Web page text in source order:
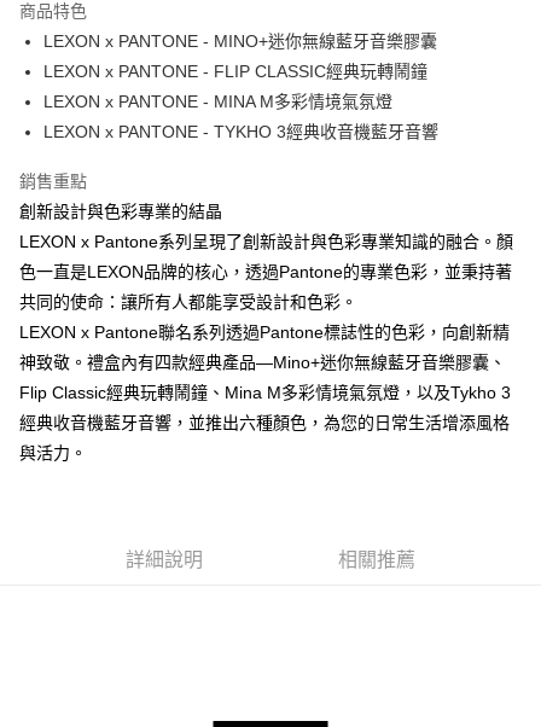
合作金庫商業銀行
華南商業銀行
彰化商業銀行
上海商業儲蓄銀行
台北富邦商業銀行
國泰世華商業銀行
兆豐國際商業銀行
臺灣中小企業銀行
台中商業銀行
聯邦商業銀行
元大商業銀行
台新國際商業銀行
中國信託商業銀行
台灣樂天信用卡公司
6 期 0 利率 每期
彰化商業銀行
上海商業儲蓄銀行
台北富邦商業銀行
國泰世華商業銀行
兆豐國際商業銀行
匯豐（台灣）商業銀行
聯邦商業銀行
元大商業銀行
永豐商業銀行
玉山商業銀行
星展（台灣）商業銀行
台灣樂天信用卡公司
LINE Pay
Apple Pay
運送方式
黑貓宅急便
每筆NT$120，滿NT$1,000(含以上)免運費
黑貓宅配(離島)
每筆NT$250，滿NT$2,000(含以上)免運費
付款後門市自取
每筆NT$120，滿NT$1,000(含以上)免運費
商品特色
LEXON x PANTONE - MINO+迷你無線藍牙音樂膠囊
LEXON x PANTONE - FLIP CLASSIC經典玩轉鬧鐘
LEXON x PANTONE - MINA M多彩情境氣氛燈
LEXON x PANTONE - TYKHO 3經典收音機藍牙音響
銷售重點
創新設計與色彩專業的結晶
LEXON x Pantone系列呈現了創新設計與色彩專業知識的融合。顏
色一直是LEXON品牌的核心，透過Pantone的專業色彩，並秉持著
共同的使命：讓所有人都能享受設計和色彩。
LEXON x Pantone聯名系列透過Pantone標誌性的色彩，向創新精
神致敬。禮盒內有四款經典產品—Mino+迷你無線藍牙音樂膠囊、
Flip Classic經典玩轉鬧鐘、Mina M多彩情境氣氛燈，以及Tykho 3
經典收音機藍牙音響，並推出六種顏色，為您的日常生活增添風格
與活力。
詳細說明 相關推薦